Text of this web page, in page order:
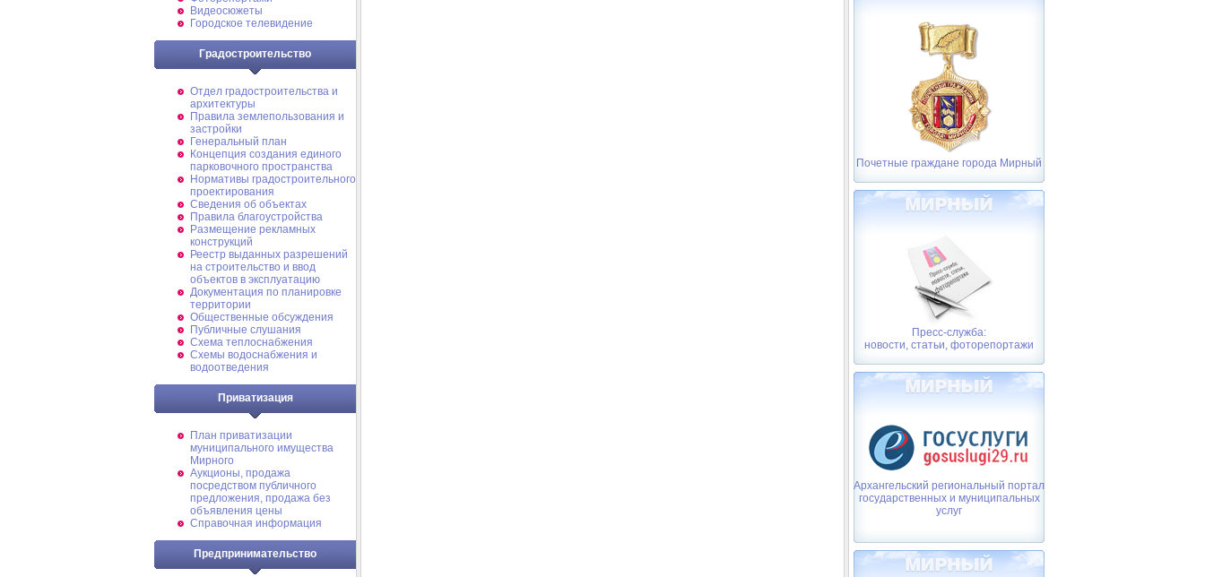
Видеосюжеты
Городское телевидение
Градостроительство
Отдел градостроительства и
архитектуры
Правила землепользования и
застройки
Генеральный план
Концепция создания единого
парковочного пространства
Нормативы градостроительного
проектирования
Сведения об объектах
Правила благоустройства
Размещение рекламных
конструкций
Реестр выданных разрешений
на строительство и ввод
объектов в эксплуатацию
Документация по планировке
территории
Общественные обсуждения
Публичные слушания
Схема теплоснабжения
Схемы водоснабжения и
водоотведения
Приватизация
План приватизации
муниципального имущества
Мирного
Аукционы, продажа
посредством публичного
предложения, продажа без
объявления цены
Справочная информация
Предпринимательство
Почетные граждане города Мирный
Пресс-служба:
новости, статьи, фоторепортажи
Архангельский региональный портал
государственных и муниципальных
услуг